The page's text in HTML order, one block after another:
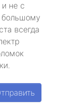
не с
большому
всегда